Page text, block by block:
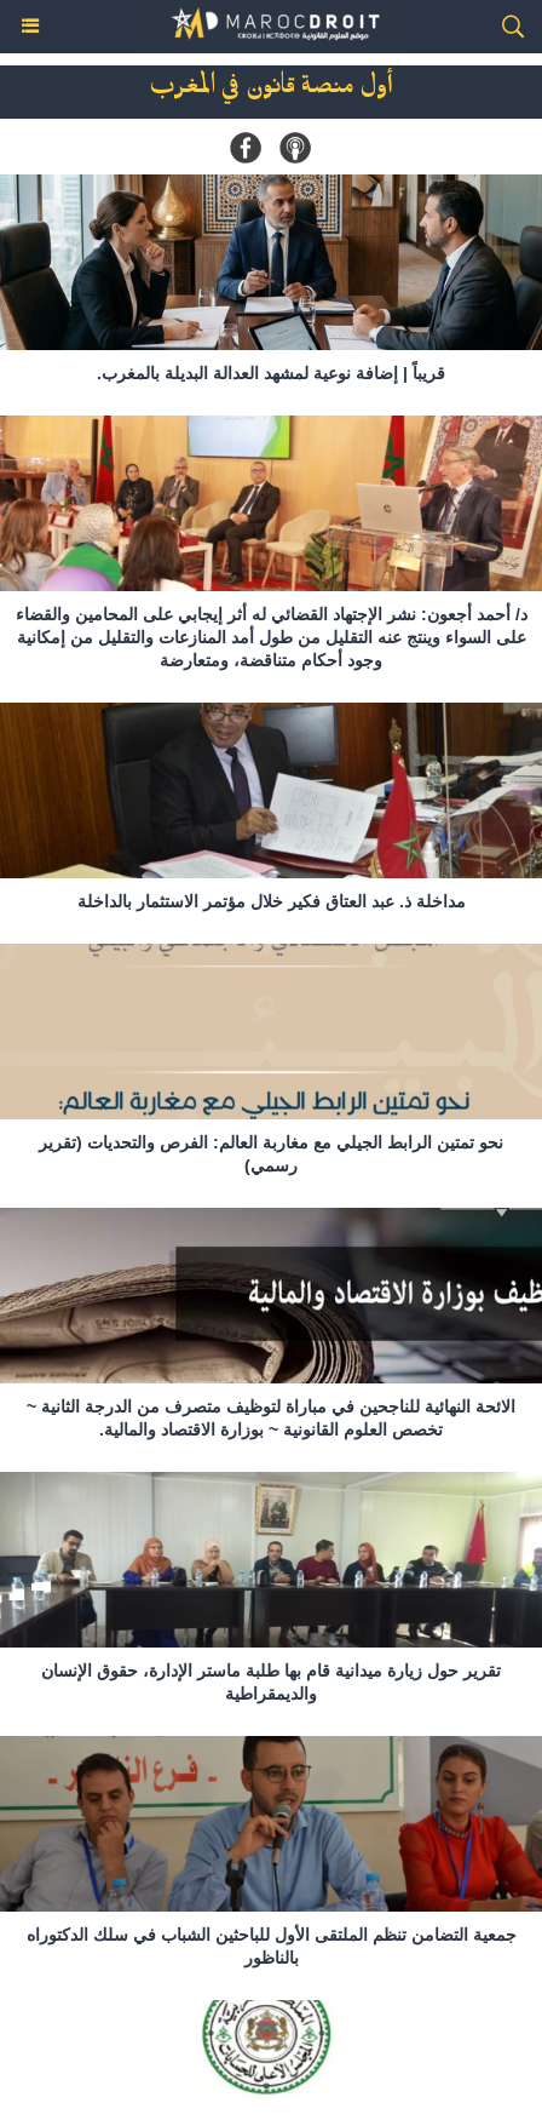
أول منصة قانون في المغرب
قريباً | إضافة نوعية لمشهد العدالة البديلة بالمغرب.
د/ أحمد أجعون: نشر الإجتهاد القضائي له أثر إيجابي على المحامين والقضاء
على السواء وينتج عنه التقليل من طول أمد المنازعات والتقليل من إمكانية
وجود أحكام متناقضة، ومتعارضة
مداخلة ذ. عبد العتاق فكير خلال مؤتمر الاستثمار بالداخلة
نحو تمتين الرابط الجيلي مع مغاربة العالم: الفرص والتحديات (تقرير
رسمي)
الائحة النهائية للناجحين في مباراة لتوظيف متصرف من الدرجة الثانية ~
تخصص العلوم القانونية ~ بوزارة الاقتصاد والمالية.
تقرير حول زيارة ميدانية قام بها طلبة ماستر الإدارة، حقوق الإنسان
والديمقراطية
جمعية التضامن تنظم الملتقى الأول للباحثين الشباب في سلك الدكتوراه
بالناظور